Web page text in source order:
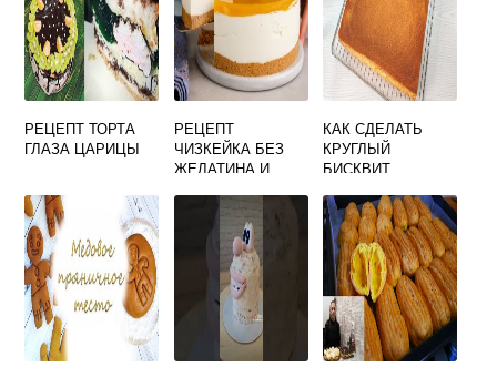
РЕЦЕПТ ТОРТА
ГЛАЗА ЦАРИЦЫ
РЕЦЕПТ
ЧИЗКЕЙКА БЕЗ
ЖЕЛАТИНА И
КАК СДЕЛАТЬ
КРУГЛЫЙ
БИСКВИТ